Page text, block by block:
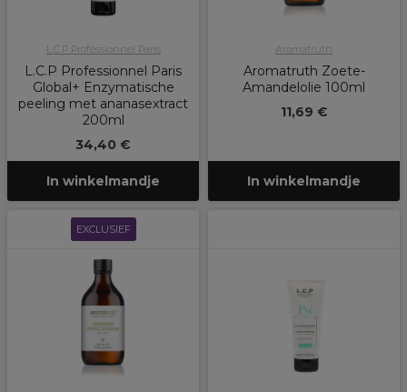
L.C.P Professionnel Paris
L.C.P Professionnel Paris
Global+ Enzymatische
peeling met ananasextract
200ml
34,40 €
In winkelmandje
Aromatruth
Aromatruth Zoete-
Amandelolie 100ml
11,69 €
In winkelmandje
EXCLUSIEF